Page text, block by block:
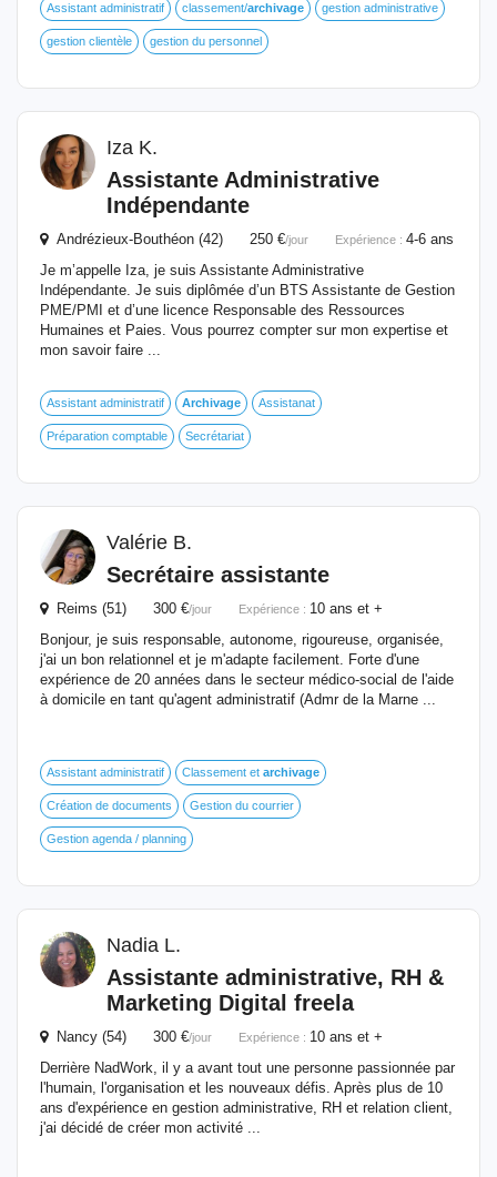
Assistant administratif classement/archivage gestion administrative
gestion clientèle gestion du personnel
Iza K.
Assistante Administrative
Indépendante
Andrézieux-Bouthéon (42) 250 €/jour Expérience : 4-6 ans
Je m’appelle Iza, je suis Assistante Administrative
Indépendante. Je suis diplômée d’un BTS Assistante de Gestion
PME/PMI et d’une licence Responsable des Ressources
Humaines et Paies. Vous pourrez compter sur mon expertise et
mon savoir faire ...
Assistant administratif Archivage Assistanat
Préparation comptable Secrétariat
Valérie B.
Secrétaire assistante
Reims (51) 300 €/jour Expérience : 10 ans et +
Bonjour, je suis responsable, autonome, rigoureuse, organisée,
j'ai un bon relationnel et je m'adapte facilement. Forte d'une
expérience de 20 années dans le secteur médico-social de l'aide
à domicile en tant qu'agent administratif (Admr de la Marne ...
Assistant administratif Classement et archivage
Création de documents Gestion du courrier
Gestion agenda / planning
Nadia L.
Assistante administrative, RH &
Marketing Digital freela
Nancy (54) 300 €/jour Expérience : 10 ans et +
Derrière NadWork, il y a avant tout une personne passionnée par
l'humain, l'organisation et les nouveaux défis. Après plus de 10
ans d'expérience en gestion administrative, RH et relation client,
j'ai décidé de créer mon activité ...